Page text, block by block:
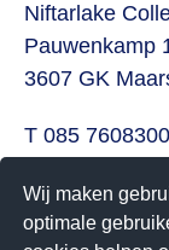
Wij maken
optimale
Niftarlake
Pauwenkamp
3607 GK
T 085 7608300
Volg ons ook